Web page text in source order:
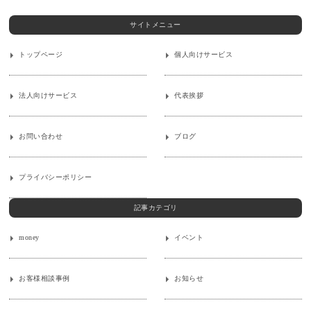
サイトメニュー
トップページ 個人向けサービス
法人向けサービス 代表挨拶
お問い合わせ ブログ
プライバシーポリシー
記事カテゴリ
money イベント
お客様相談事例 お知らせ